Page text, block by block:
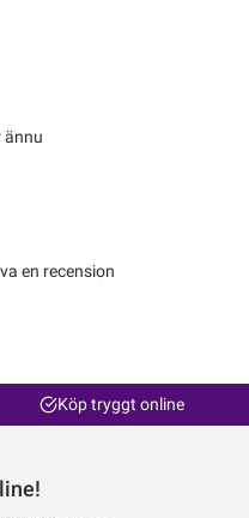
ännu
en recension
Köp tryggt online